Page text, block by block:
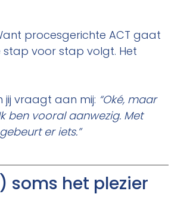
procesgerichte ACT gaat
voor stap volgt. Het
jij vraagt aan mij: “Oké, maar
ben vooral aanwezig. Met
er iets.”
soms het plezier